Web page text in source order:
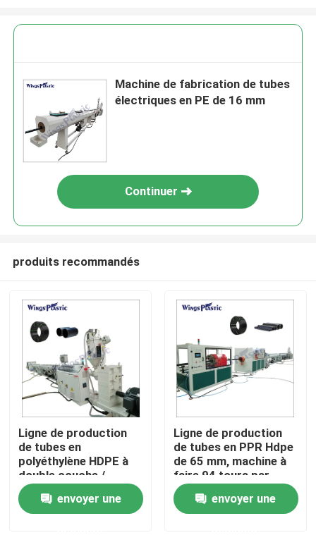
Produits
Au sujet de nous
Machine de fabrication de tubes
électriques en PE de 16 mm
Continuer
produits recommandés
Ligne de production
de tubes en
polyéthylène HDPE à
double couche /
machine de
fabricationenvoyer une
Ligne de production
de tubes en PPR Hdpe
de 65 mm, machine à
faire 94 tours par
minute
envoyer une